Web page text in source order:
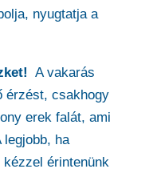
nyugtatja a
A vakarás
érzést, csakhogy
erek falát, ami
legjobb, ha
érintenünk